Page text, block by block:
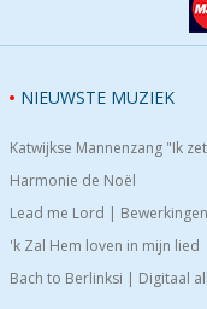
NIEUWSTE MUZIEK
Katwijkse Mannenzang "Ik
Harmonie de Noël
Lead me Lord |
'k Zal Hem loven in mijn lied
Bach to Berlinksi | Digitaal